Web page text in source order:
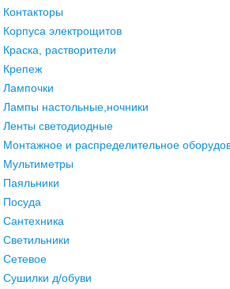
Контакторы
Корпуса электрощитов
Краска, растворители
Крепеж
Лампочки
Лампы настольные,ночники
Ленты светодиодные
Монтажное и распределительное
Мультиметры
Паяльники
Посуда
Сантехника
Светильники
Сетевое
Сушилки д/обуви